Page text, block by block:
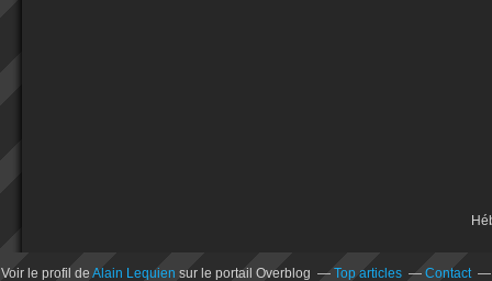
Voir le profil de Alain Lequien sur le portail Overblog Top articles Contact